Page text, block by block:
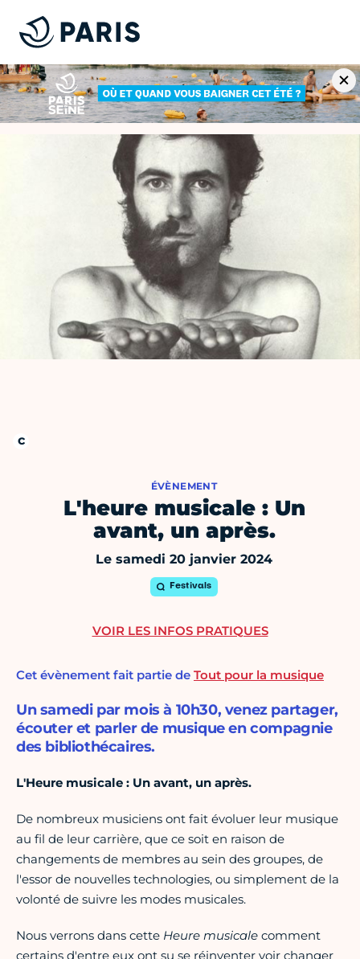
ÉVÈNEMENT
L'heure musicale : Un
avant, un après.
Le samedi 20 janvier 2024
Festivals
Cet évènement fait partie de Tout pour la musique
Un samedi par mois à 10h30, venez partager,
écouter et parler de musique en compagnie
des bibliothécaires.
L'Heure musicale : Un avant, un après.
De nombreux musiciens ont fait évoluer leur musique
au fil de leur carrière, que ce soit en raison de
changements de membres au sein des groupes, de
l'essor de nouvelles technologies, ou simplement de la
volonté de suivre les modes musicales.
Nous verrons dans cette Heure musicale comment
certains d'entre eux ont su se réinventer voir changer
VOIR LES INFOS PRATIQUES